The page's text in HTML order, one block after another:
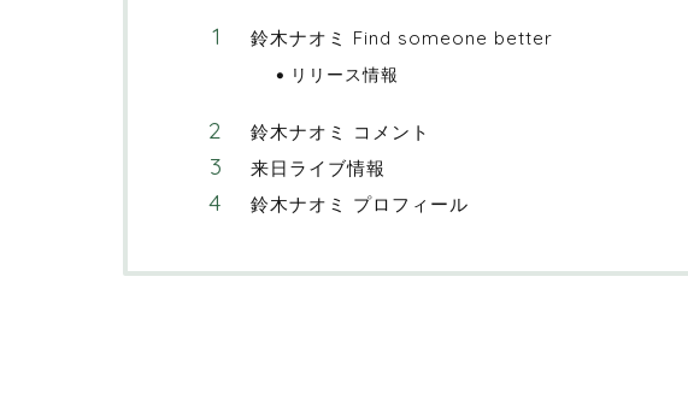
鈴木ナオミ Find someone better
リリース情報
鈴木ナオミ コメント
来日ライブ情報
鈴木ナオミ プロフィール